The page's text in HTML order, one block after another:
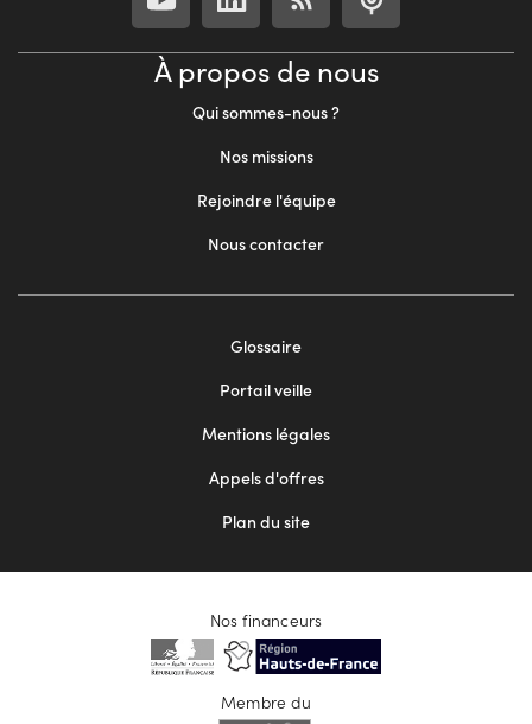
À propos de nous
Qui sommes-nous ?
Nos missions
Rejoindre l'équipe
Nous contacter
Glossaire
Portail veille
Mentions légales
Appels d'offres
Plan du site
Nos financeurs
Membre du